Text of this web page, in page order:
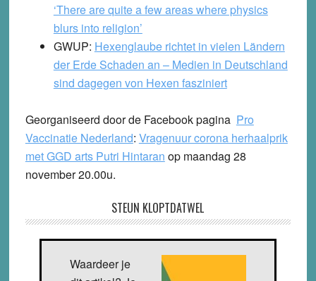
‘There are quite a few areas where physics
blurs into religion’
GWUP: Hexenglaube richtet in vielen Ländern
der Erde Schaden an – Medien in Deutschland
sind dagegen von Hexen fasziniert
Georganiseerd door de Facebook pagina Pro
Vaccinatie Nederland: Vragenuur corona herhaalprik
met GGD arts Putri Hintaran op maandag 28
november 20.00u.
STEUN KLOPTDATWEL
Waardeer je